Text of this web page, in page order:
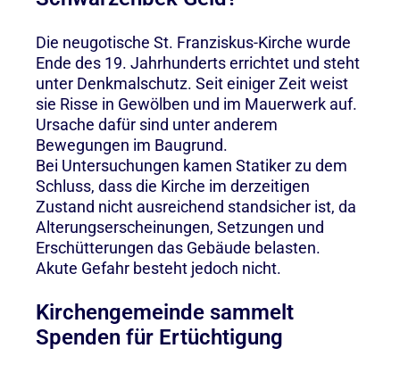
Die neugotische St. Franziskus-Kirche wurde
Ende des 19. Jahrhunderts errichtet und steht
unter Denkmalschutz. Seit einiger Zeit weist
sie Risse in Gewölben und im Mauerwerk auf.
Ursache dafür sind unter anderem
Bewegungen im Baugrund.
Bei Untersuchungen kamen Statiker zu dem
Schluss, dass die Kirche im derzeitigen
Zustand nicht ausreichend standsicher ist, da
Alterungserscheinungen, Setzungen und
Erschütterungen das Gebäude belasten.
Akute Gefahr besteht jedoch nicht.
Kirchengemeinde sammelt
Spenden für Ertüchtigung